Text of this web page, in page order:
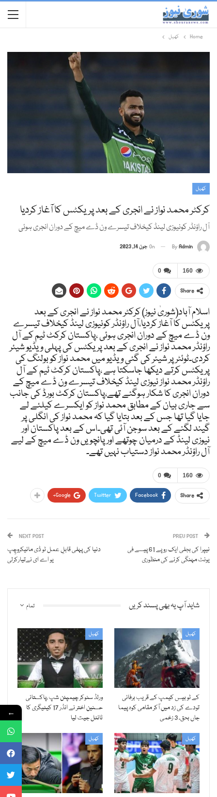
Home کھیل
کھیل
کرکٹر محمد نواز نے انجری کے بعد پریکٹس کا آغاز کردیا
آل راؤنڈر کونیوزی لینڈ کیخلاف تیسرے ون ڈے میچ کے دوران انجری ہوئی
ByAdmin
On جون 14, 2023
0 160
Share
اسلام آباد(شوریٰ نیوز) کرکٹر محمد نواز نے انجری کے بعد
پریکٹس کا آغاز کردیا،آل راؤنڈر کونیوزی لینڈ کیخلاف تیسرے
ون ڈے میچ کے دوران انجری ہوئی ،پاکستان کرکٹ ٹیم کے آل
راؤنڈر محمد نواز نے انجری کے بعد پریکٹس کی پہلی ویڈیو شیئر
کردی۔ٹوئٹر پر شیئر کی گئی ویڈیو میں محمد نواز کو بولنگ کی
پریکٹس کرتے دیکھا جاسکتا ہے ،پاکستان کرکٹ ٹیم کے آل
راؤنڈر محمد نواز نیوزی لینڈ کیخلاف تیسرے ون ڈے میچ کے
دوران انجری کا شکار ہوگئے تھے،پاکستان کرکٹ بورڈ کی جانب
سے جاری بیان کے مطابق محمد نواز کو ایکسرے کیلئے لے
جایا گیا تھا جس کے بعد بتایا گیا کہ محمد نواز کی انگلی پر
گیند لگنے کے بعد سوجن آئی تھی۔اس کے بعد پاکستان اور
نیوزی لینڈ کے درمیان چوتھے اور پانچویں ون ڈے میچ کے لیے
آل راؤنڈر محمد نواز دستیاب نہیں تھے۔
0 160
Share
Facebook
Twitter
Google+
نیپرا کی بجلی ایک روپے 61 پیسے فی
یونٹ مہنگی کرنے کی منظوری
NEXT POST
دنیا کی پہلی قابلِ عمل ٹو ڈی مائیکروچِپ
یو اے ای نےتیارکرلی
تمام شاید آپ یہ بھی پسند کریں
کھیل
کے ٹو بیس کیمپ کے قریب برفانی
تودے کی زد میں آکر مقامی کوہ پیما
جاں بحق، 3 زخمی
کھیل
ورلڈ سنوکر چیمپئن شپ ،پاکستانی
حسنین اختر نے انڈر 17 کیٹیگری کا
ٹائٹل جیت لیا
کھیل کھیل
←